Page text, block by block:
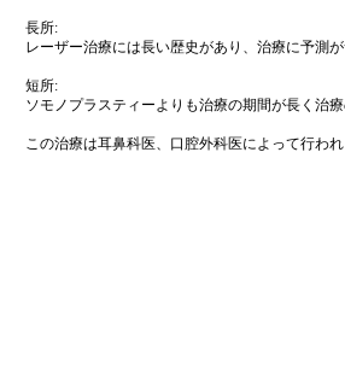
長所:
レーザー治療には長い歴史があり、治療に予測
短所:
ソモノプラスティーよりも治療の期間が長く治
この治療は耳鼻科医、口腔外科医によって行わ